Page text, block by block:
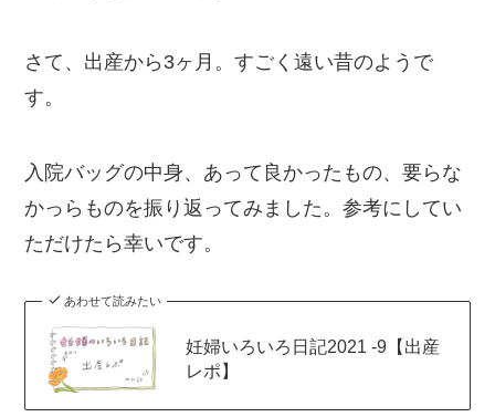
さて、出産から3ヶ月。すごく遠い昔のようで
す。
入院バッグの中身、あって良かったもの、要らな
かっらものを振り返ってみました。参考にしてい
ただけたら幸いです。
あわせて読みたい
妊婦いろいろ日記2021 -9【出産
レポ】